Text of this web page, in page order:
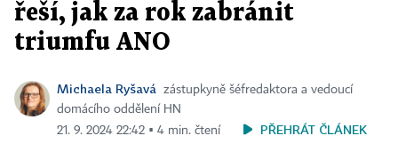
řeší, jak za rok zabránit
triumfu ANO
Michaela Ryšavá
zástupkyně šéfredaktora a vedoucí
domácího oddělení HN
21. 9. 2024 22:42 ▪ 4 min. čtení
PŘEHRÁT ČLÁNEK